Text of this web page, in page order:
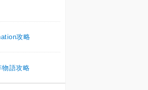
攻略
物語攻略